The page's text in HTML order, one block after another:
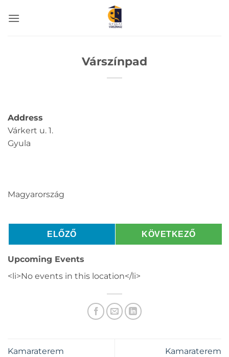
Várszínpad
Address
Várkert u. 1.
Gyula
Magyarország
ELŐZŐ KÖVETKEZŐ
Upcoming Events
<li>No events in this location</li>
Kamaraterem Kamaraterem